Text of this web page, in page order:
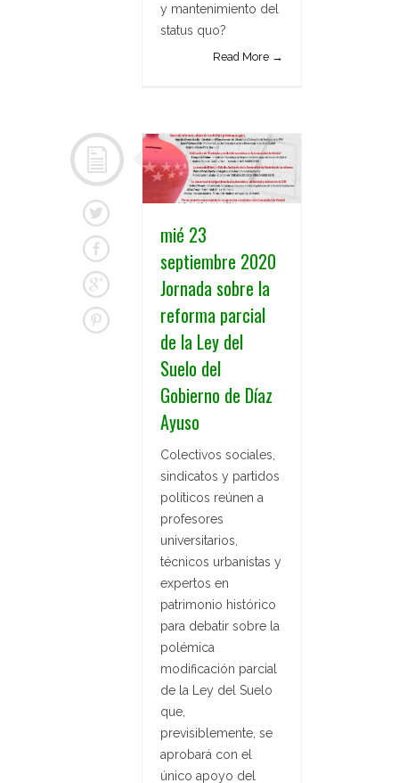
y mantenimiento del
status quo?
Read More →
mié 23
septiembre 2020
Jornada sobre la
reforma parcial
de la Ley del
Suelo del
Gobierno de Díaz
Ayuso
Colectivos sociales,
sindicatos y partidos
políticos reúnen a
profesores
universitarios,
técnicos urbanistas y
expertos en
patrimonio histórico
para debatir sobre la
polémica
modificación parcial
de la Ley del Suelo
que,
previsiblemente, se
aprobará con el
único apoyo del